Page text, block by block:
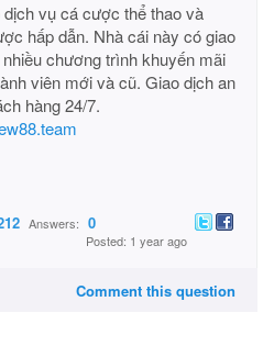
vụ cá cược thể thao và
hấp dẫn. Nhà cái này có giao
chương trình khuyến mãi
viên mới và cũ. Giao dịch an
hàng 24/7.
Answers: 0
Posted: 1 year ago
Comment this question